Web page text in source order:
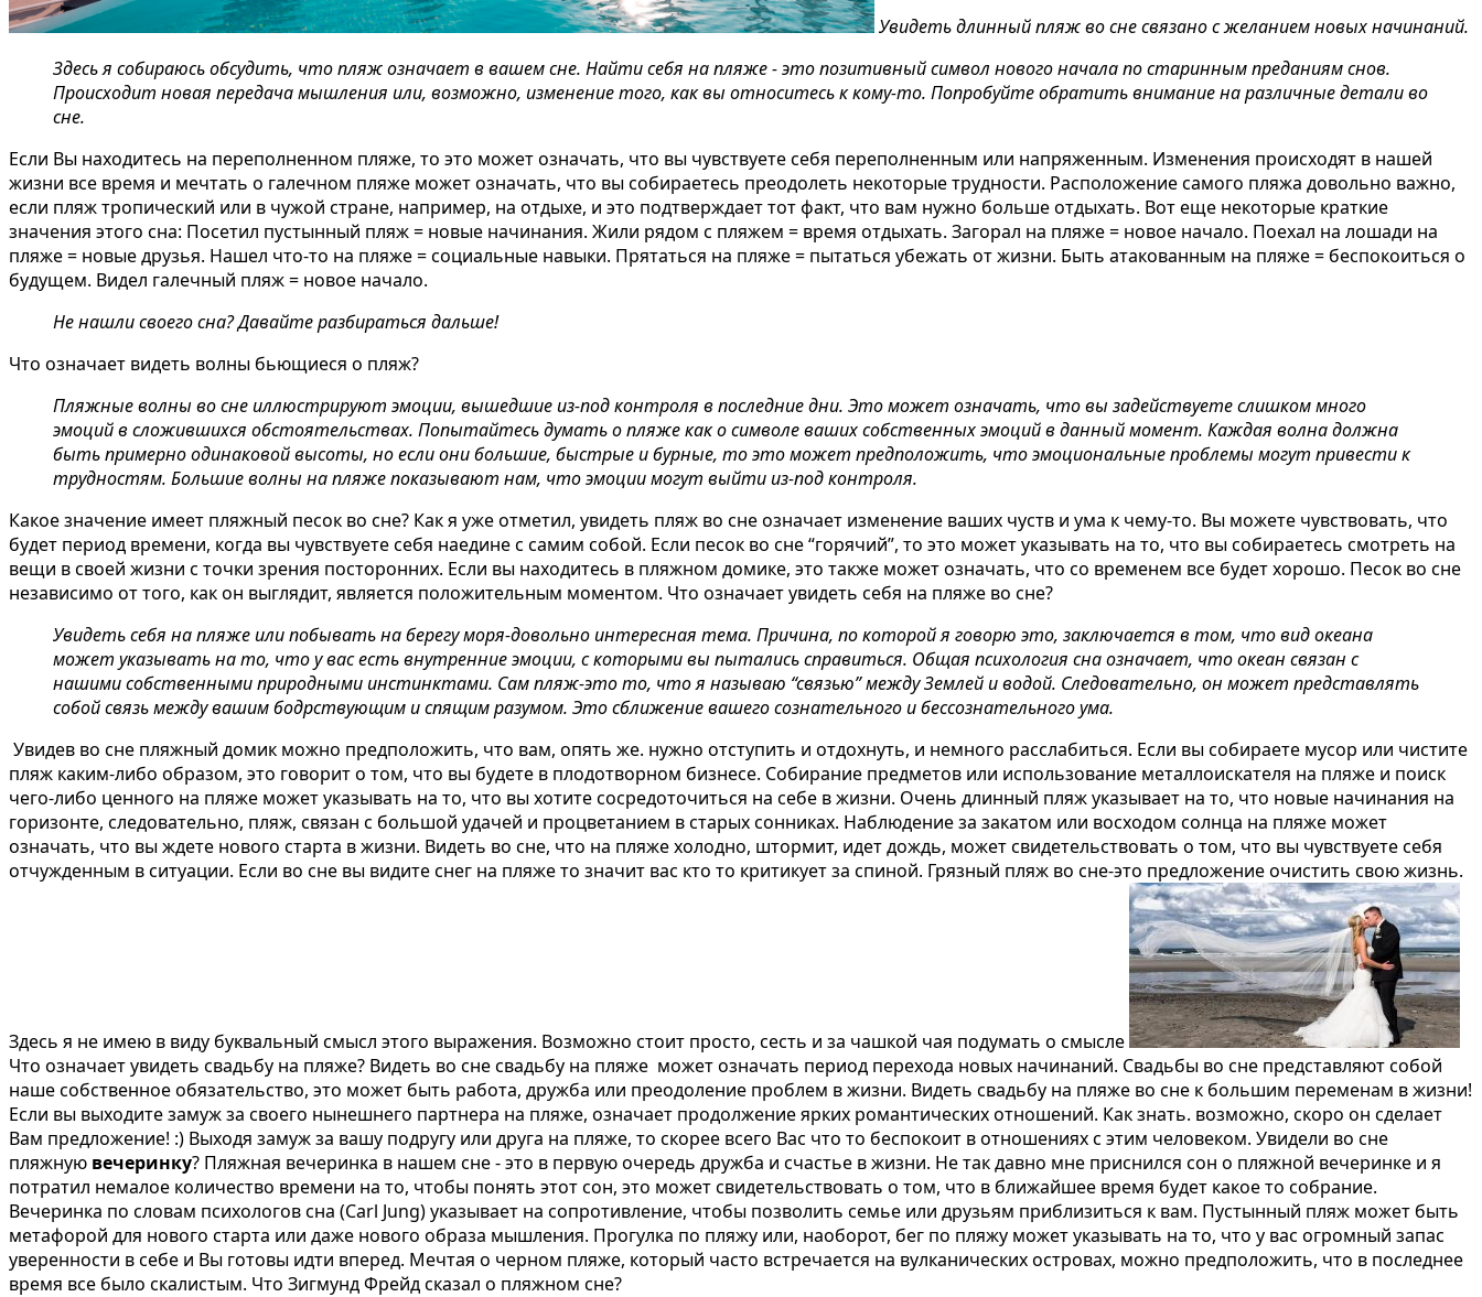
Увидеть длинный пляж во сне связано с желанием новых начинаний.
Здесь я собираюсь обсудить, что пляж означает в вашем сне. Найти себя на пляже - это позитивный символ нового начала по старинным преданиям снов.
Происходит новая передача мышления или, возможно, изменение того, как вы относитесь к кому-то. Попробуйте обратить внимание на различные детали во
сне.
Если Вы находитесь на переполненном пляже, то это может означать, что вы чувствуете себя переполненным или напряженным. Изменения происходят в нашей
жизни все время и мечтать о галечном пляже может означать, что вы собираетесь преодолеть некоторые трудности. Расположение самого пляжа довольно важно,
если пляж тропический или в чужой стране, например, на отдыхе, и это подтверждает тот факт, что вам нужно больше отдыхать. Вот еще некоторые краткие
значения этого сна: Посетил пустынный пляж = новые начинания. Жили рядом с пляжем = время отдыхать. Загорал на пляже = новое начало. Поехал на лошади на
пляже = новые друзья. Нашел что-то на пляже = социальные навыки. Прятаться на пляже = пытаться убежать от жизни. Быть атакованным на пляже = беспокоиться о
будущем. Видел галечный пляж = новое начало.
Не нашли своего сна? Давайте разбираться дальше!
Что означает видеть волны бьющиеся о пляж?
Пляжные волны во сне иллюстрируют эмоции, вышедшие из-под контроля в последние дни. Это может означать, что вы задействуете слишком много
эмоций в сложившихся обстоятельcтвах. Попытайтесь думать о пляже как о символе ваших собственных эмоций в данный момент. Каждая волна должна
быть примерно одинаковой высоты, но если они большие, быстрые и бурные, то это может предположить, что эмоциональные проблемы могут привести к
трудностям. Большие волны на пляже показывают нам, что эмоции могут выйти из-под контроля.
Какое значение имеет пляжный песок во сне? Как я уже отметил, увидеть пляж во сне означает изменение ваших чуств и ума к чему-то. Вы можете чувствовать, что
будет период времени, когда вы чувствуете себя наедине с самим собой. Если песок во сне “горячий”, то это может указывать на то, что вы собираетесь смотреть на
вещи в своей жизни с точки зрения посторонних. Если вы находитесь в пляжном домике, это также может означать, что со временем все будет хорошо. Песок во сне
независимо от того, как он выглядит, является положительным моментом. Что означает увидеть себя на пляже во сне?
Увидеть себя на пляже или побывать на берегу моря-довольно интересная тема. Причина, по которой я говорю это, заключается в том, что вид океана
может указывать на то, что у вас есть внутренние эмоции, с которыми вы пытались справиться. Общая психология сна означает, что океан связан с
нашими собственными природными инстинктами. Сам пляж-это то, что я называю “связью” между Землей и водой. Следовательно, он может представлять
собой связь между вашим бодрствующим и спящим разумом. Это сближение вашего сознательного и бессознательного ума.
Увидев во сне пляжный домик можно предположить, что вам, опять же. нужно отступить и отдохнуть, и немного расслабиться. Если высобираете мусор или чистите
пляж каким-либо образом, это говорит о том, что вы будете в плодотворном бизнесе. Собирание предметов или использование металлоискателя на пляже и поиск
чего-либо ценного на пляже может указывать на то, что вы хотите сосредоточиться на себе в жизни. Очень длинный пляж указывает на то, что новые начинания на
горизонте, следовательно, пляж, связан с большой удачей и процветанием в старых сонниках. Наблюдение за закатом или восходом солнца на пляже может
означать, что вы ждете нового старта в жизни. Видеть во сне, что на пляже холодно, штормит, идет дождь, может свидетельствовать о том, что вы чувствуете себя
отчужденным в ситуации. Если во сне вы видите снег на пляже то значит вас кто то критикует за спиной. Грязный пляж во сне-это предложение очистить свою жизнь.
Здесь я не имею в виду буквальный смысл этого выражения. Возможно стоит просто, сесть и за чашкой чая подумать о смысле
Что означает увидеть свадьбу на пляже? Видеть во сне свадьбу на пляже может означать период перехода новых начинаний. Свадьбы во сне представляют собой
наше собственное обязательство, это может быть работа, дружба или преодоление проблем в жизни. Видеть свадьбу на пляже во сне к большим переменам в жизни!
Если вы выходите замуж за своего нынешнего партнера на пляже, означает продолжение ярких романтических отношений. Как знать. возможно, скоро он сделает
Вам предложение! :) Выходя замуж за вашу подругу или друга на пляже, то скорее всего Вас что то беспокоит в отношениях с этим человеком. Увидели во сне
пляжную вечеринку? Пляжная вечеринка в нашем сне - это в первую очередь дружба и счастье в жизни. Не так давно мне приснился сон о пляжной вечеринке и я
потратил немалое количество времени на то, чтобы понять этот сон, это может свидетельствовать о том, что в ближайшее время будет какое то собрание.
Вечеринка по словам психологов сна (Carl Jung) указывает на сопротивление, чтобы позволить семье или друзьям приблизиться к вам. Пустынный пляж может быть
метафорой для нового старта или даже нового образа мышления. Прогулка по пляжу или, наоборот, бег по пляжу может указывать на то, что у вас огромный запас
уверенности в себе и Вы готовы идти вперед. Мечтая о черном пляже, который часто встречается на вулканических островах, можно предположить, что в последнее
время все было скалистым. Что Зигмунд Фрейдсказал о пляжном сне?